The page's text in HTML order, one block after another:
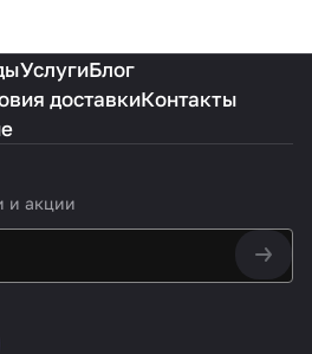
УслугиБлог
доставкиКонтакты
и акции